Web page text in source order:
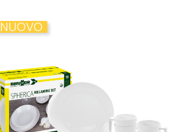
NUOVO